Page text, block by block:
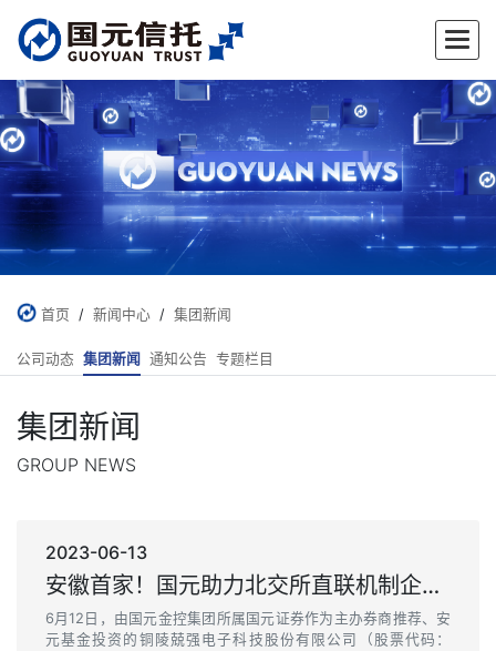
首页 / 新闻中心 / 集团新闻
公司动态 集团新闻 通知公告 专题栏目
集团新闻
GROUP NEWS
2023-06-13
安徽首家！国元助力北交所直联机制企业成功挂牌
6月12日，由国元金控集团所属国元证券作为主办券商推荐、安
元基金投资的铜陵兢强电子科技股份有限公司（股票代码：